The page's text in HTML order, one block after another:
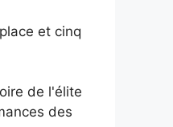
et cinq
de l'élite
des